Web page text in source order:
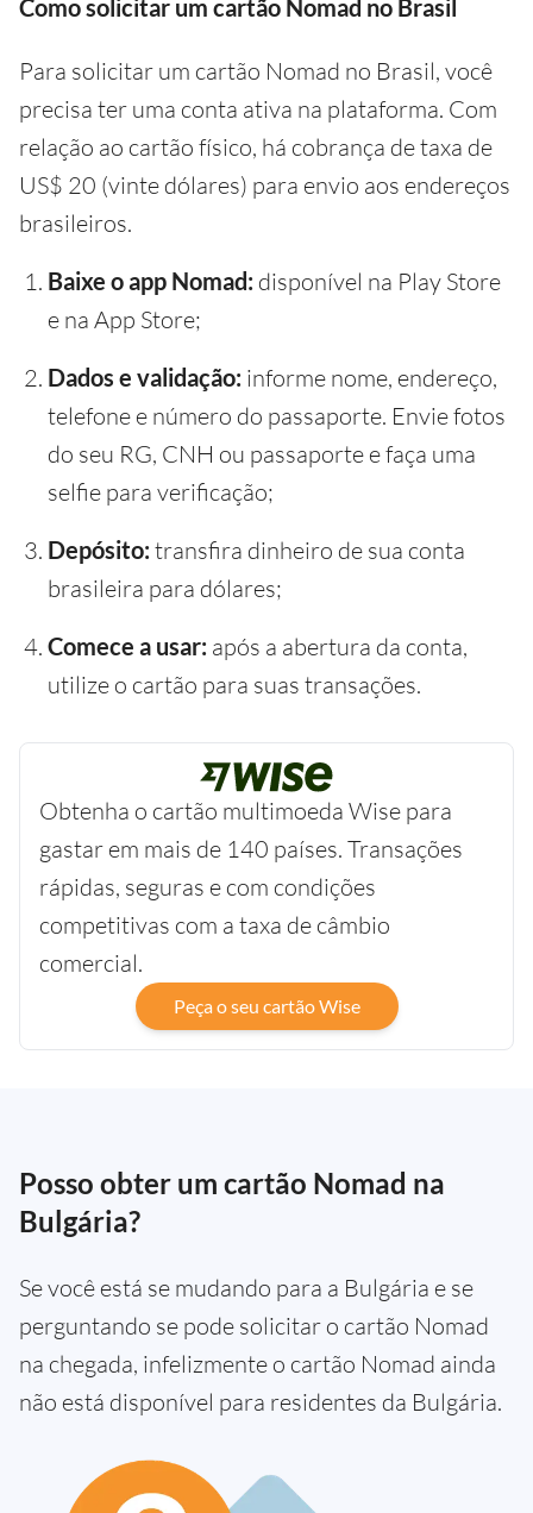
Como solicitar um cartão Nomad no Brasil
Para solicitar um cartão Nomad no Brasil, você
precisa ter uma conta ativa na plataforma. Com
relação ao cartão físico, há cobrança de taxa de
US$ 20 (vinte dólares) para envio aos endereços
brasileiros.
Baixe o app Nomad: disponível na Play Store
e na App Store;
Dados e validação: informe nome, endereço,
telefone e número do passaporte. Envie fotos
do seu RG, CNH ou passaporte e faça uma
selfie para verificação;
Depósito: transfira dinheiro de sua conta
brasileira para dólares;
Comece a usar: após a abertura da conta,
utilize o cartão para suas transações.
Obtenha o cartão multimoeda Wise para
gastar em mais de 140 países. Transações
rápidas, seguras e com condições
competitivas com a taxa de câmbio
comercial.
Peça o seu cartão Wise
Posso obter um cartão Nomad na
Bulgária?
Se você está se mudando para a Bulgária e se
perguntando se pode solicitar o cartão Nomad
na chegada, infelizmente o cartão Nomad ainda
não está disponível para residentes da Bulgária.